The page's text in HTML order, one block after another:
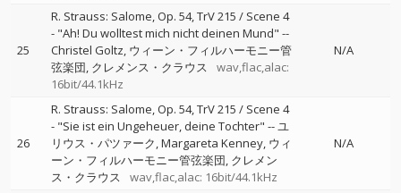
25
R. Strauss: Salome, Op. 54, TrV 215 / Scene 4
- "Ah! Du wolltest mich nicht deinen Mund" --
Christel Goltz ウィーン・フィルハーモニー管
弦楽団 クレメンス・クラウス
wav,flac,alac:
16bit/44.1kHz
N/A
26
R. Strauss: Salome, Op. 54, TrV 215 / Scene 4
- "Sie ist ein Ungeheuer, deine Tochter" --ユ
リウス・パツァーク Margareta Kenney ウィ
ーン・フィルハーモニー管弦楽団 クレメン
ス・クラウス
wav,flac,alac: 16bit/44.1kHz
N/A